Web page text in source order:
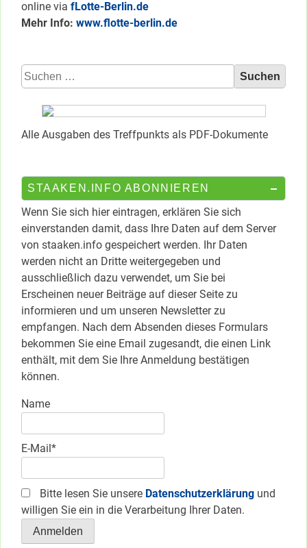
online via fLotte-Berlin.de
Mehr Info: www.flotte-berlin.de
Suchen
nach:
Alle Ausgaben des Treffpunkts als PDF-Dokumente
STAAKEN.INFO ABONNIEREN
Wenn Sie sich hier eintragen, erklären Sie sich
einverstanden damit, dass Ihre Daten auf dem Server
von staaken.info gespeichert werden. Ihr Daten
werden nicht an Dritte weitergegeben und
ausschließlich dazu verwendet, um Sie bei
Erscheinen neuer Beiträge auf dieser Seite zu
informieren und um unseren Newsletter zu
empfangen. Nach dem Absenden dieses Formulars
bekommen Sie eine Email zugesandt, die einen Link
enthält, mit dem Sie Ihre Anmeldung bestätigen
können.
Name
E-Mail*
Bitte lesen Sie unsere Datenschutzerklärung und
willigen Sie ein in die Verarbeitung Ihrer Daten.